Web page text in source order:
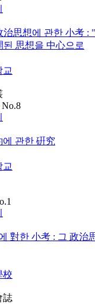
治思想에 관한 小考 :
된 思想을 中心으로
교
No.8
에 관한 硏究
교
對한 小考 : 그 政治
校
誌